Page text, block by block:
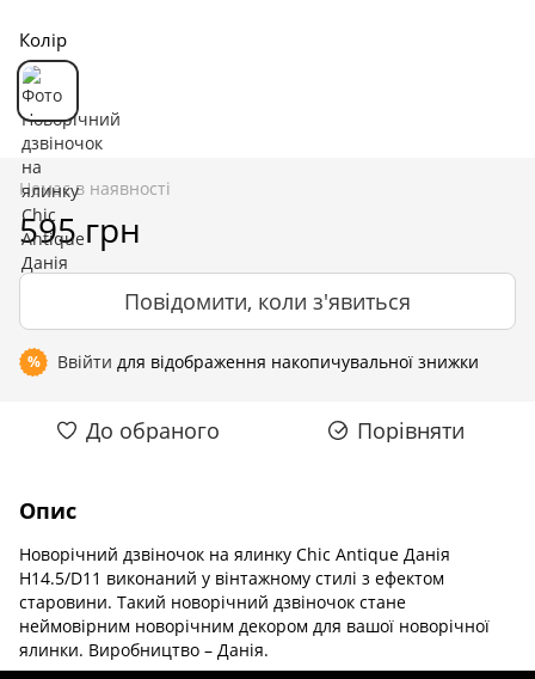
Колір
Немає в наявності
595 грн
Повідомити, коли з'явиться
% Ввійти для відображення накопичувальної знижки
До обраного Порівняти
Опис
Новорічний дзвіночок на ялинку Chic Antique Данія
H14.5/D11 виконаний у вінтажному стилі з ефектом
старовини. Такий новорічний дзвіночок стане
неймовірним новорічним декором для вашої новорічної
ялинки. Виробництво – Данія.